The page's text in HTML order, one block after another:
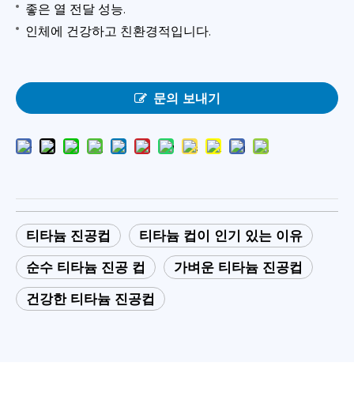
좋은 열 전달 성능.
인체에 건강하고 친환경적입니다.
문의 보내기
티타늄 진공컵
티타늄 컵이 인기 있는 이유
순수 티타늄 진공 컵
가벼운 티타늄 진공컵
건강한 티타늄 진공컵